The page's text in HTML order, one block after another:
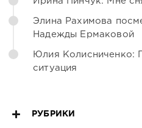
Элина Рахимова
Надежды Ермаковой
Юлия Колисниченко:
ситуация
РУБРИКИ